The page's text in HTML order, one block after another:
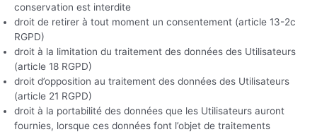
conservation est interdite
droit de retirer à tout moment un consentement (article 13-2c
RGPD)
droit à la limitation du traitement des données des Utilisateurs
(article 18 RGPD)
droit d’opposition au traitement des données des Utilisateurs
(article 21 RGPD)
droit à la portabilité des données que les Utilisateurs auront
fournies, lorsque ces données font l’objet de traitements